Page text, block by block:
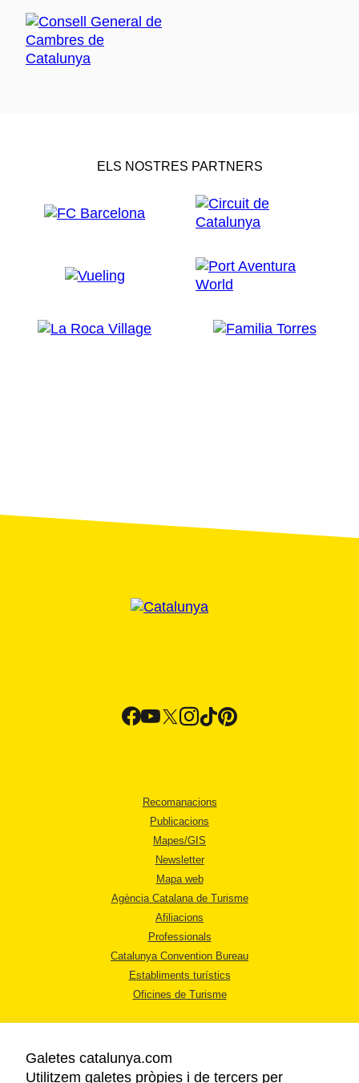
ELS NOSTRES PARTNERS
Recomanacions
Publicacions
Mapes/GIS
Newsletter
Mapa web
Agència Catalana de Turisme
Afiliacions
Professionals
Catalunya Convention Bureau
Establiments turístics
Oficines de Turisme
Galetes catalunya.com
Utilitzem galetes pròpies i de tercers per